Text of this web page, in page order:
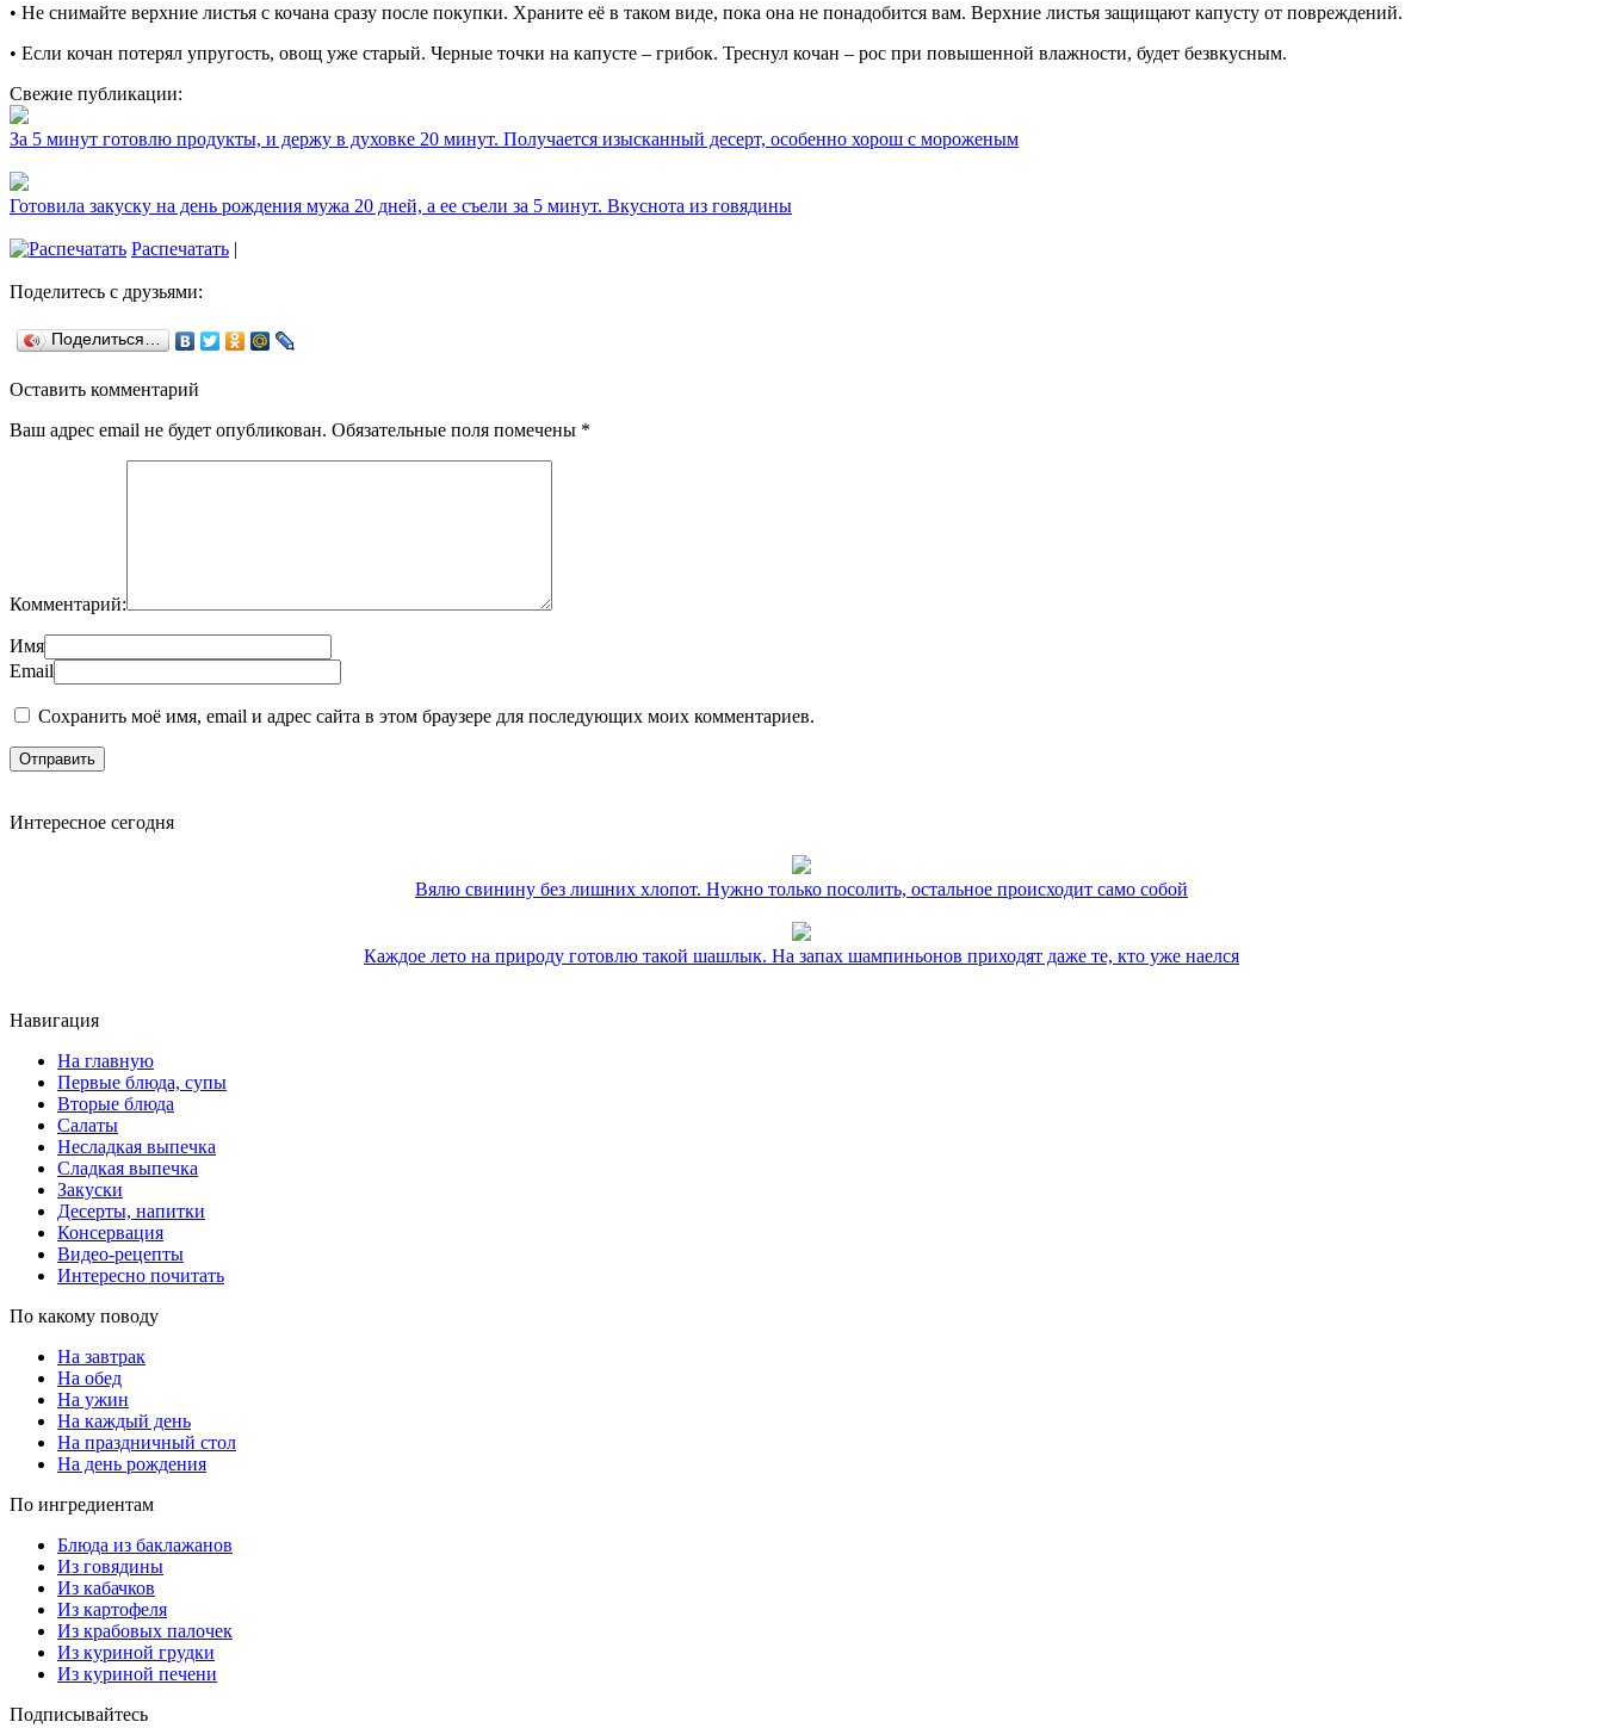
• Не снимайте верхние листья с кочана сразу после покупки. Храните её в таком виде, пока она не понадобится вам. Верхние листья защищают капусту от повреждений.
• Если кочан потерял упругость, овощ уже старый. Черные точки на капусте – грибок. Треснул кочан – рос при повышенной влажности, будет безвкусным.
Свежие публикации:
За 5 минут готовлю продукты, и держу в духовке 20 минут. Получается изысканный десерт, особенно хорош с мороженым
Готовила закуску на день рождения мужа 20 дней, а ее съели за 5 минут. Вкуснота из говядины
Распечатать |
Поделитесь с друзьями:
Поделиться…
Оставить комментарий
Ваш адрес email не будет опубликован. Обязательные поля помечены *
Комментарий:
Имя
Email
Сохранить моё имя, email и адрес сайта в этом браузере для последующих моих комментариев.
Интересное сегодня
Вялю свинину без лишних хлопот. Нужно только посолить, остальное происходит само собой
Каждое лето на природу готовлю такой шашлык. На запах шампиньонов приходят даже те, кто уже наелся
Навигация
На главную
Первые блюда, супы
Вторые блюда
Салаты
Несладкая выпечка
Сладкая выпечка
Закуски
Десерты, напитки
Консервация
Видео-рецепты
Интересно почитать
По какому поводу
На завтрак
На обед
На ужин
На каждый день
На праздничный стол
На день рождения
По ингредиентам
Блюда из баклажанов
Из говядины
Из кабачков
Из картофеля
Из крабовых палочек
Из куриной грудки
Из куриной печени
Подписывайтесь